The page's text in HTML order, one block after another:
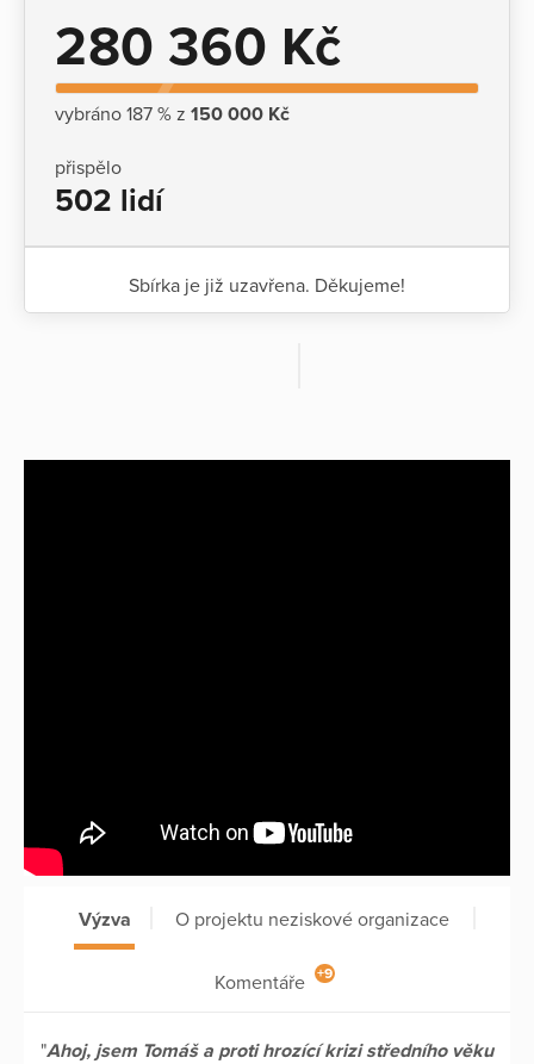
280 360 Kč
vybráno 187 % z 150 000 Kč
přispělo
502 lidí
Sbírka je již uzavřena. Děkujeme!
Výzva O projektu neziskové organizace
Komentáře +9
"Ahoj, jsem Tomáš a proti hrozící krizi středního věku